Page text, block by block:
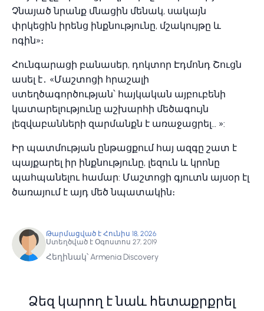
Չնայած նրանք մնացին մենակ, սակայն
փրկեցին իրենց ինքնությունը, մշակույթը և
ոգին»։
Հունգարացի բանասեր, դոկտոր Էդմոնդ Շուցն
ասել է․ «Մաշտոցի հրաշալի
ստեղծագործության՝ հայկական այբուբենի
կատարելությունը աշխարհի մեծագույն
լեզվաբանների զարմանքն է առաջացրել… »:
Իր պատմության ընթացքում հայ ազգը շատ է
պայքարել իր ինքնությունը, լեզուն և կրոնը
պահպանելու համար: Մաշտոցի գյուտն այսօր էլ
ծառայում է այդ մեծ նպատակին։
Ստեղծված է Օգոստոս 27, 2019
Թարմացված է Հունիս 18, 2026
Հեղինակ՝ Armenia Discovery
Ձեզ կարող է նաև հետաքրքրել